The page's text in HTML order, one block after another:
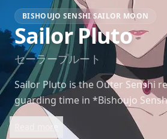
BISHOUJO SENSHI SAILOR MOON
Sailor Pluto
セーラープルート
Sailor Pluto is the Outer Senshi
guarding time in *Bishoujo
powers and wisdom make her a
mysterious protector.
Read more